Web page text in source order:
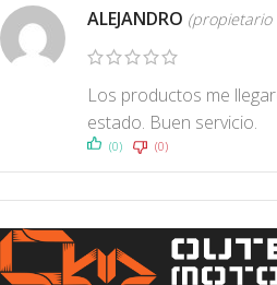
ALEJANDRO (propietario
Los productos me
estado. Buen servicio.
(0) (0)